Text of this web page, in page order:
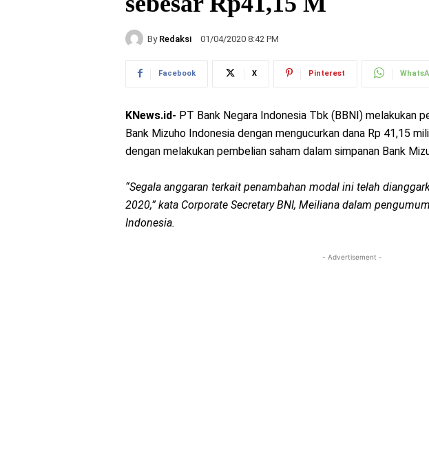
By Redaksi 01/04/2020 8:42 PM
Facebook X Pinterest
KNews.id- PT Bank Negara Indonesia Tbk (BBNI) melakukan
Bank Mizuho Indonesia dengan mengucurkan dana Rp 41,15
dengan melakukan pembelian saham dalam simpanan Bank
“Segala anggaran terkait penambahan modal ini telah
2020,” kata Corporate Secretary BNI, Meiliana dalam
Indonesia.
- Advertisement -